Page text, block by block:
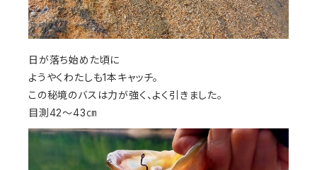
日が落ち始めた頃に
ようやくわたしも1本キャッチ。
この秘境のバスは力が強く、よく引きました。
目測42～43㎝